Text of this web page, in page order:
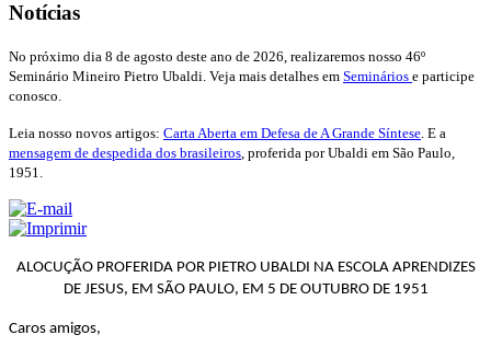
Notícias
No próximo dia 8 de agosto deste ano de 2026, realizaremos nosso 46º
Seminário Mineiro Pietro Ubaldi. Veja mais detalhes em Seminários e participe
conosco.
Leia nosso novos artigos: Carta Aberta em Defesa de A Grande Síntese . E a
mensagem de despedida dos brasileiros , proferida por Ubaldi em São Paulo,
1951.
ALOCUÇÃO PROFERIDA POR PIETRO UBALDI NA ESCOLA APRENDIZES
DE JESUS, EM SÃO PAULO, EM 5 DE OUTUBRO DE 1951
Caros amigos,